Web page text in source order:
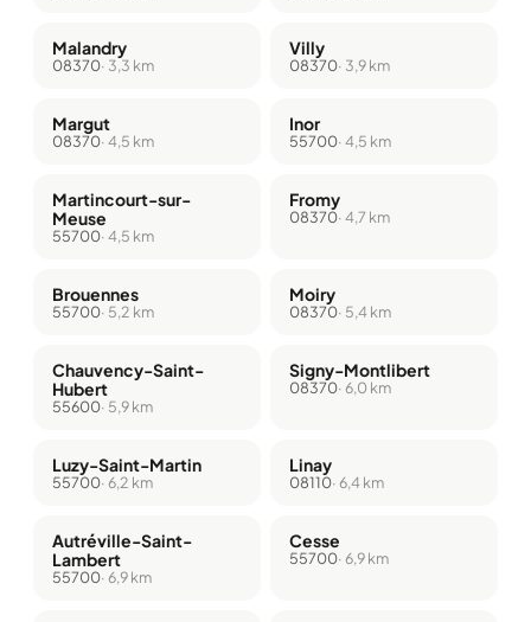
Malandry
08370· 3,3 km
Villy
08370· 3,9 km
Margut
08370· 4,5 km
Inor
55700· 4,5 km
Martincourt-sur-
Meuse
55700· 4,5 km
Fromy
08370· 4,7 km
Brouennes
55700· 5,2 km
Moiry
08370· 5,4 km
Chauvency-Saint-
Hubert
55600· 5,9 km
Signy-Montlibert
08370· 6,0 km
Luzy-Saint-Martin
55700· 6,2 km
Linay
08110· 6,4 km
Autréville-Saint-
Lambert
55700· 6,9 km
Cesse
55700· 6,9 km